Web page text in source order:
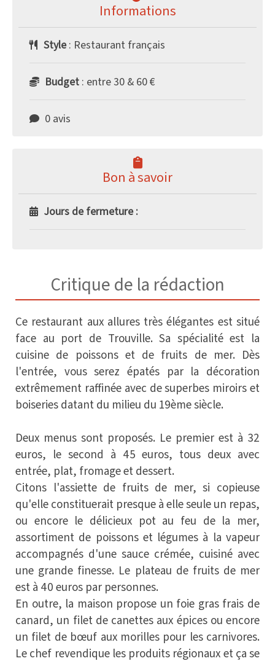
Informations
Style : Restaurant français
Budget : entre 30 & 60 €
0 avis
Bon à savoir
Jours de fermeture :
Critique de la rédaction
Ce restaurant aux allures très élégantes est situé
face au port de Trouville. Sa spécialité est la
cuisine de poissons et de fruits de mer. Dès
l'entrée, vous serez épatés par la décoration
extrêmement raffinée avec de superbes miroirs et
boiseries datant du milieu du 19ème siècle.
Deux menus sont proposés. Le premier est à 32
euros, le second à 45 euros, tous deux avec
entrée, plat, fromage et dessert.
Citons l'assiette de fruits de mer, si copieuse
qu'elle constituerait presque à elle seule un repas,
ou encore le délicieux pot au feu de la mer,
assortiment de poissons et légumes à la vapeur
accompagnés d'une sauce crémée, cuisiné avec
une grande finesse. Le plateau de fruits de mer
est à 40 euros par personnes.
En outre, la maison propose un foie gras frais de
canard, un filet de canettes aux épices ou encore
un filet de bœuf aux morilles pour les carnivores.
Le chef revendique les produits régionaux et ça se